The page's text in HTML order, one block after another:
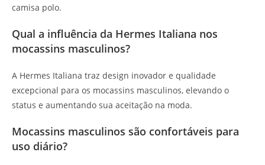
camisa polo.
Qual a influência da Hermes Italiana nos
mocassins masculinos?
A Hermes Italiana traz design inovador e qualidade
excepcional para os mocassins masculinos, elevando o
status e aumentando sua aceitação na moda.
Mocassins masculinos são confortáveis para
uso diário?